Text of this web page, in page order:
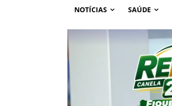
NOTÍCIAS SAÚDE